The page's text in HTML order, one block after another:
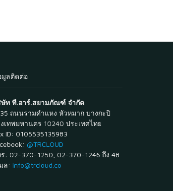
ลติดต่อ
ท ที.อาร์.สยามภัณฑ์ จำกัด
ถนนรามคำแหง หัวหมาก บางกะปิ
เทพมหานคร 10240 ประเทศไทย
ID: 0105535135983
@TRCLOUD
: 02-370-1250, 02-370-1246 ถึง 48
ล: info@trcloud.co